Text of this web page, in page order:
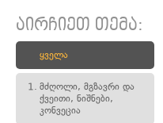
აირჩიეთ თემა:
ყველა
1. მძღოლი, მგზავრი და
ქვეითი, ნიშნები,
კონვეცია